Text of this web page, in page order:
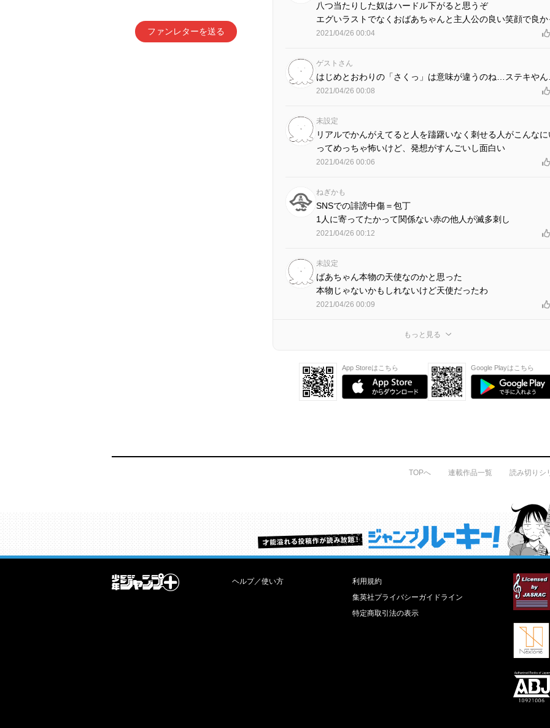
ファンレターを送る
八つ当たりした奴はハードル下がると思うぞ
エグいラストでなくおばあちゃんと主人公の良い笑顔で良か
2021/04/26 00:04
ゲストさん
はじめとおわりの「さくっ」は意味が違うのね…ステキやん
2021/04/26 00:08
未設定
リアルでかんがえてると人を躊躇いなく刺せる人がこんなに
ってめっちゃ怖いけど、発想がすんごいし面白い
2021/04/26 00:06
ねぎかも
SNSでの誹謗中傷＝包丁
1人に寄ってたかって関係ない赤の他人が滅多刺し
2021/04/26 00:12
未設定
ばあちゃん本物の天使なのかと思った
本物じゃないかもしれないけど天使だったわ
2021/04/26 00:09
もっと見る
App Storeはこちら Google Playはこちら
TOPへ 連載作品一覧 読み切りシ
才能溢れる投稿作が読み放題！ ジャンプルーキー！
ヘルプ／使い方
利用規約
集英社プライバシーガイドライン
特定商取引法の表示